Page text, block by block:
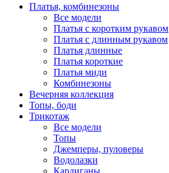
Платья, комбинезоны
Все модели
Платья с коротким рукавом
Платья с длинным рукавом
Платья длинные
Платья короткие
Платья миди
Комбинезоны
Вечерняя коллекция
Топы, боди
Трикотаж
Все модели
Топы
Джемперы, пуловеры
Водолазки
Кардиганы